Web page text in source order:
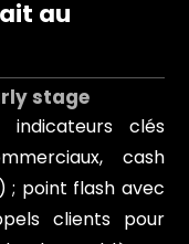
au
stage
clés
cash
; point flash avec
clients pour